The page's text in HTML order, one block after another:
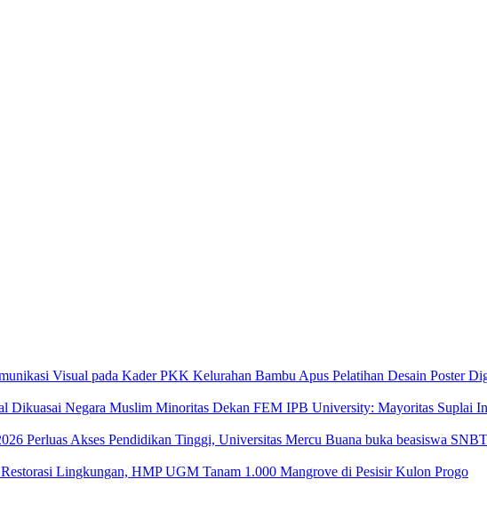
Pelatihan Desain Poster
Dekan FEM IPB University: Mayoritas Suplai
Perluas Akses Pendidikan Tinggi, Universitas Mercu Buana buka beasiswa
Restorasi Lingkungan, HMP UGM Tanam 1.000 Mangrove di Pesisir Kulon Progo